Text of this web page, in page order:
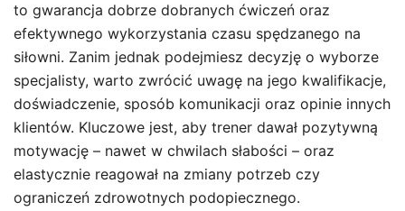
to gwarancja dobrze dobranych ćwiczeń oraz
efektywnego wykorzystania czasu spędzanego na
siłowni. Zanim jednak podejmiesz decyzję o wyborze
specjalisty, warto zwrócić uwagę na jego kwalifikacje,
doświadczenie, sposób komunikacji oraz opinie innych
klientów. Kluczowe jest, aby trener dawał pozytywną
motywację – nawet w chwilach słabości – oraz
elastycznie reagował na zmiany potrzeb czy
ograniczeń zdrowotnych podopiecznego.